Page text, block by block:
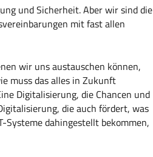
und Sicherheit. Aber wir sind die
mit fast allen
wir uns austauschen können,
muss das alles in Zukunft
Digitalisierung, die Chancen und
die auch fördert, was
Systeme dahingestellt bekommen,